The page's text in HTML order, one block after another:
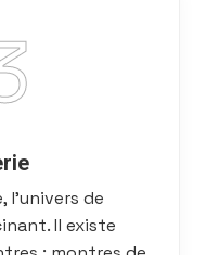
l’univers de
Il existe